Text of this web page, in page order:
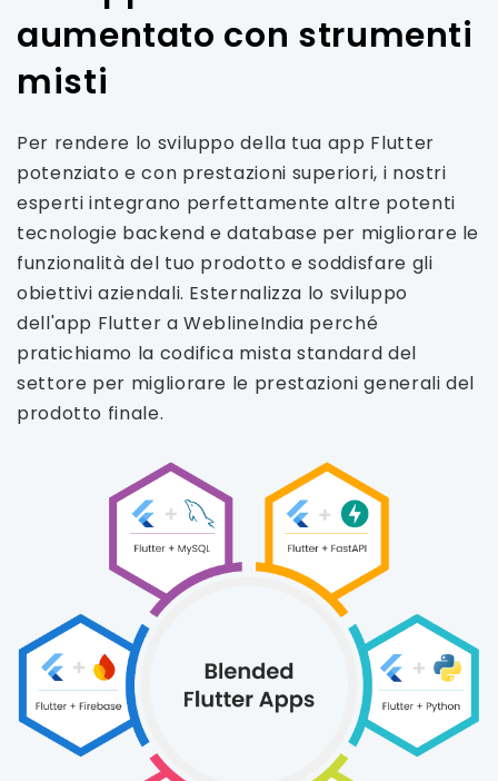
aumentato con strumenti
misti
Per rendere lo sviluppo della tua app Flutter
potenziato e con prestazioni superiori, i nostri
esperti integrano perfettamente altre potenti
tecnologie backend e database per migliorare le
funzionalità del tuo prodotto e soddisfare gli
obiettivi aziendali. Esternalizza lo sviluppo
dell'app Flutter a WeblineIndia perché
pratichiamo la codifica mista standard del
settore per migliorare le prestazioni generali del
prodotto finale.